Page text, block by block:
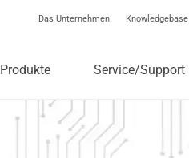
Das Unternehmen Knowledgebase
Produkte Service/Support